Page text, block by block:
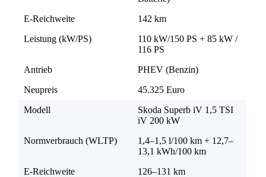
E-Reichweite
142 km
Leistung (kW/PS)
110 kW/150 PS + 85 kW /
116 PS
Antrieb
PHEV (Benzin)
Neupreis
45.325 Euro
Modell
Skoda Superb iV 1,5 TSI
iV 200 kW
Normverbrauch (WLTP)
1,4–1,5 l/100 km + 12,7–
13,1 kWh/100 km
E-Reichweite
126–131 km